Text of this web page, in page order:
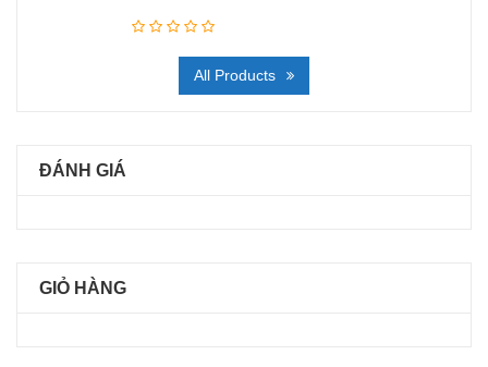
All Products
ĐÁNH GIÁ
GIỎ HÀNG